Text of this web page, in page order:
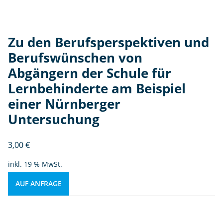
Zu den Berufsperspektiven und
Berufswünschen von
Abgängern der Schule für
Lernbehinderte am Beispiel
einer Nürnberger
Untersuchung
3,00€
inkl. 19 % MwSt.
AUF ANFRAGE